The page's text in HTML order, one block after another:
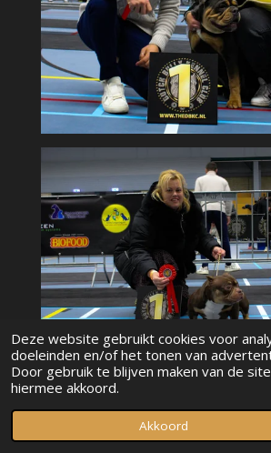
Deze website gebruikt cookies voor
doeleinden en/of het tonen van
Door gebruik te blijven maken van de
hiermee akkoord.
Akkoord